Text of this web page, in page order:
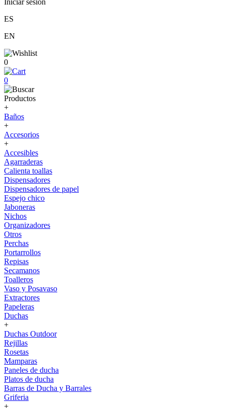
Iniciar sesión
ES
EN
0
0
Productos
+
Baños
+
Accesorios
+
Accesibles
Agarraderas
Calienta toallas
Dispensadores
Dispensadores de papel
Espejo chico
Jaboneras
Nichos
Organizadores
Otros
Perchas
Portarrollos
Repisas
Secamanos
Toalleros
Vaso y Posavaso
Extractores
Papeleras
Duchas
+
Duchas Outdoor
Rejillas
Rosetas
Mamparas
Paneles de ducha
Platos de ducha
Barras de Ducha y Barrales
Griferia
+